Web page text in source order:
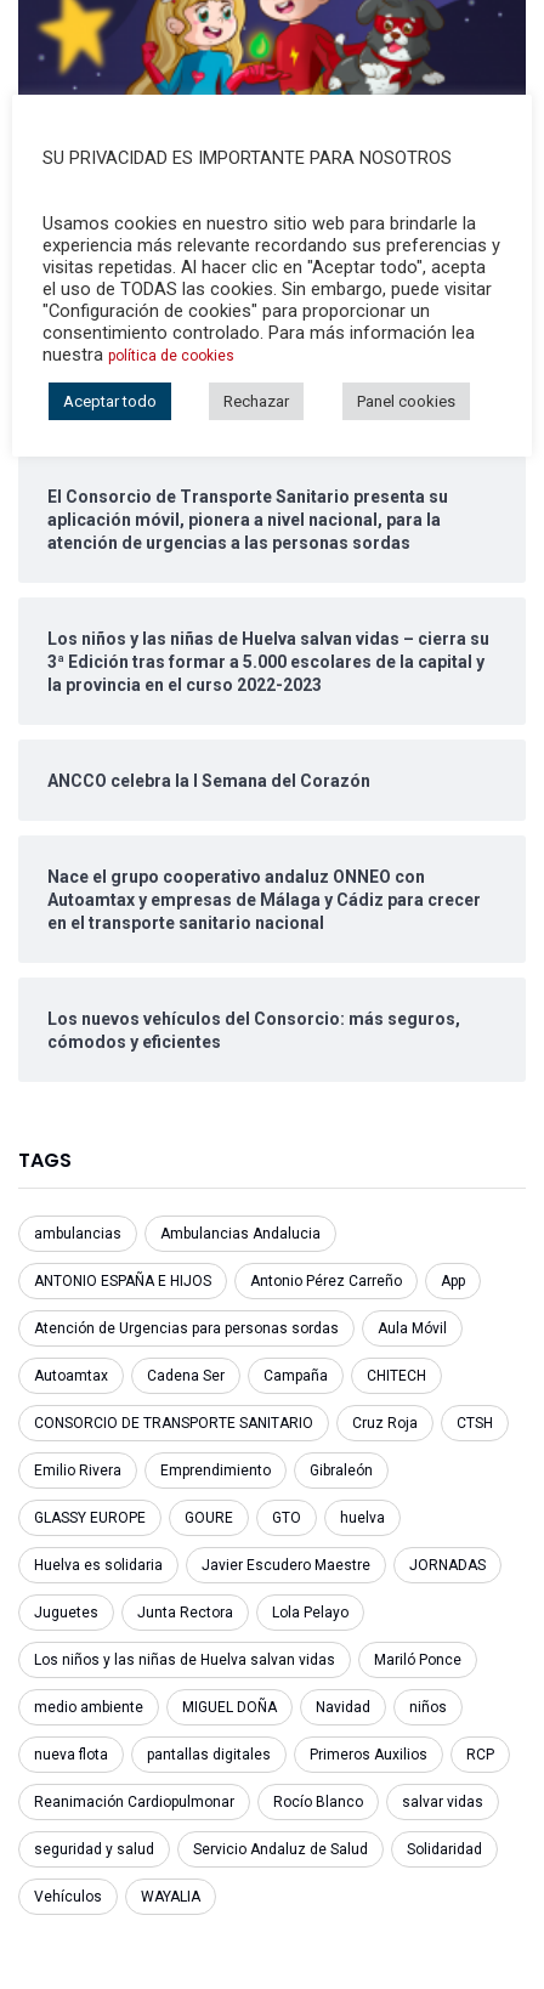
ÚLTIMAS NOTICIAS
El Consorcio de Transporte Sanitario presenta su
aplicación móvil, pionera a nivel nacional, para la
atención de urgencias a las personas sordas
Los niños y las niñas de Huelva salvan vidas – cierra su
3ª Edición tras formar a 5.000 escolares de la capital y
la provincia en el curso 2022-2023
ANCCO celebra la I Semana del Corazón
Nace el grupo cooperativo andaluz ONNEO con
Autoamtax y empresas de Málaga y Cádiz para crecer
en el transporte sanitario nacional
Los nuevos vehículos del Consorcio: más seguros,
cómodos y eficientes
TAGS
ambulancias Ambulancias Andalucia
ANTONIO ESPAÑA E HIJOS Antonio Pérez Carreño App
Atención de Urgencias para personas sordas Aula Móvil
Autoamtax Cadena Ser Campaña CHITECH
CONSORCIO DE TRANSPORTE SANITARIO Cruz Roja CTSH
Emilio Rivera Emprendimiento Gibraleón
GLASSY EUROPE GOURE GTO huelva
Huelva es solidaria Javier Escudero Maestre JORNADAS
Juguetes Junta Rectora Lola Pelayo
Los niños y las niñas de Huelva salvan vidas Mariló Ponce
medio ambiente MIGUEL DOÑA Navidad niños
nueva flota pantallas digitales Primeros Auxilios RCP
Reanimación Cardiopulmonar Rocío Blanco salvar vidas
seguridad y salud Servicio Andaluz de Salud Solidaridad
Vehículos WAYALIA
SU PRIVACIDAD ES IMPORTANTE PARA NOSOTROS
Usamos cookies en nuestro sitio web para brindarle la
experiencia más relevante recordando sus preferencias y
visitas repetidas. Al hacer clic en "Aceptar todo", acepta
el uso de TODAS las cookies. Sin embargo, puede visitar
"Configuración de cookies" para proporcionar un
consentimiento controlado. Para más información lea
nuestra política de cookies
Aceptar todo Rechazar Panel cookies